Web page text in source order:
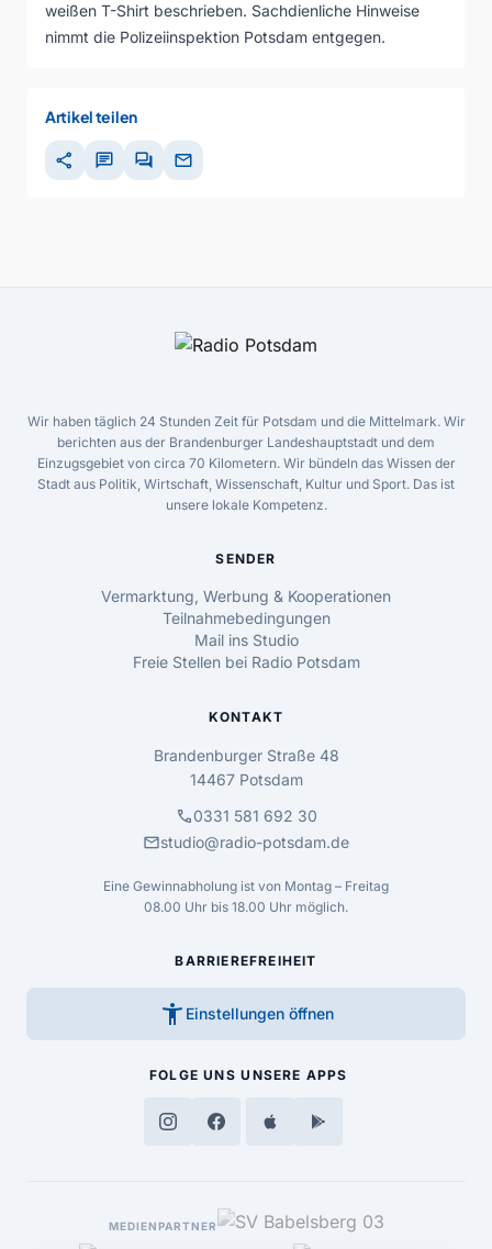
weißen T-Shirt beschrieben. Sachdienliche Hinweise
nimmt die Polizeiinspektion Potsdam entgegen.
Artikel teilen
share chat forum mail
Wir haben täglich 24 Stunden Zeit für Potsdam und die Mittelmark. Wir
berichten aus der Brandenburger Landeshauptstadt und dem
Einzugsgebiet von circa 70 Kilometern. Wir bündeln das Wissen der
Stadt aus Politik, Wirtschaft, Wissenschaft, Kultur und Sport. Das ist
unsere lokale Kompetenz.
SENDER
Vermarktung, Werbung & Kooperationen
Teilnahmebedingungen
Mail ins Studio
Freie Stellen bei Radio Potsdam
KONTAKT
Brandenburger Straße 48
14467 Potsdam
call0331 581 692 30
mailstudio@radio-potsdam.de
Eine Gewinnabholung ist von Montag – Freitag
08.00 Uhr bis 18.00 Uhr möglich.
BARRIEREFREIHEIT
accessibility_new Einstellungen öffnen
FOLGE UNS UNSERE APPS
MEDIENPARTNER